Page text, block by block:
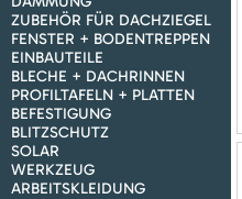
ZUBEHÖR FÜR DACHZIEGEL
FENSTER + BODENTREPPEN
EINBAUTEILE
BLECHE + DACHRINNEN
PROFILTAFELN + PLATTEN
BEFESTIGUNG
BLITZSCHUTZ
SOLAR
WERKZEUG
ARBEITSKLEIDUNG